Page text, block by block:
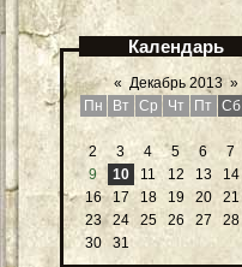
Календарь
« Декабрь 2013 »
Пн
Вт Ср Чт Пт Сб
2
3 4 5 6 7
9
10 11 12 13 14
16
17 18 19 20 21
23
24 25 26 27 28
30
31